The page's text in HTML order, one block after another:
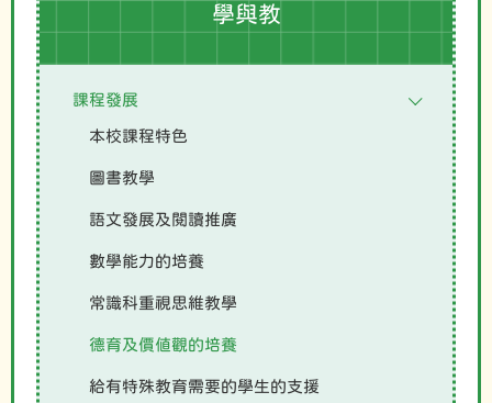
學與教
課程發展
本校課程特色
圖書教學
語文發展及閱讀推廣
數學能力的培養
常識科重視思維教學
德育及價值觀的培養
給有特殊教育需要的學生的支援